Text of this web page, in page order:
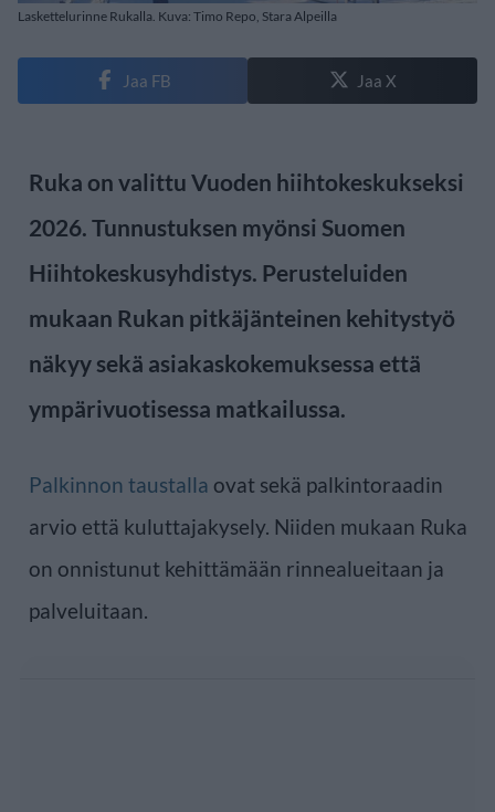
Laskettelurinne Rukalla. Kuva: Timo Repo, Stara Alpeilla
Jaa FB Jaa X
Ruka on valittu Vuoden hiihtokeskukseksi
2026. Tunnustuksen myönsi Suomen
Hiihtokeskusyhdistys. Perusteluiden
mukaan Rukan pitkäjänteinen kehitystyö
näkyy sekä asiakaskokemuksessa että
ympärivuotisessa matkailussa.
Palkinnon taustalla ovat sekä palkintoraadin
arvio että kuluttajakysely. Niiden mukaan Ruka
on onnistunut kehittämään rinnealueitaan ja
palveluitaan.